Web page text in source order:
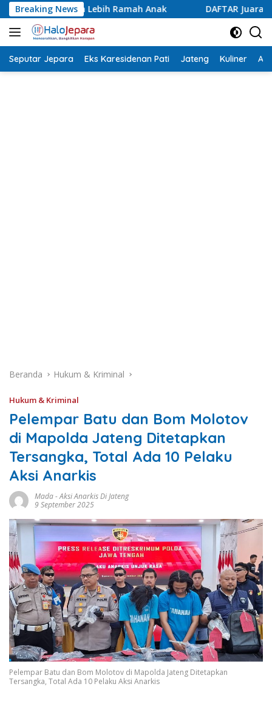
Langsung
ke
konten
Breaking News
Anak DAFTAR Juara Lomba Agustusan Antar OPD
Seputar Jepara Eks Karesidenan Pati Jateng Kuliner
Beranda Hukum & Kriminal
Hukum & Kriminal
Pelempar Batu dan Bom Molotov
di Mapolda Jateng Ditetapkan
Tersangka, Total Ada 10 Pelaku
Aksi Anarkis
Mada-Aksi Anarkis Di Jateng
9 September 2025
Pelempar Batu dan Bom Molotov di Mapolda Jateng Ditetapkan
Tersangka, Total Ada 10 Pelaku Aksi Anarkis